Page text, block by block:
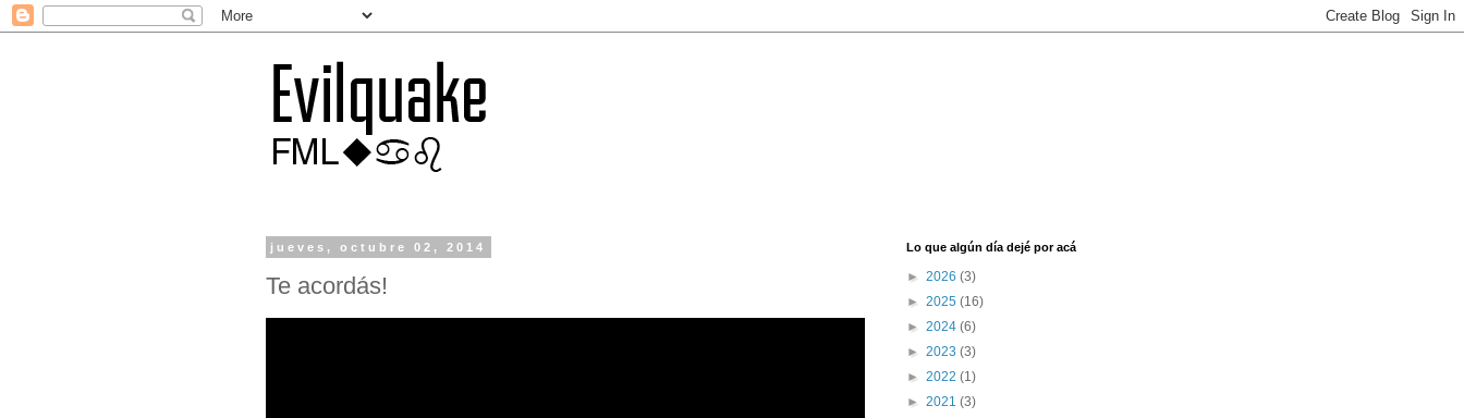
jueves, octubre 02, 2014
Te acordás!
Lo que algún día dejé por acá
► 2026 (3)
► 2025 (16)
► 2024 (6)
► 2023 (3)
► 2022 (1)
► 2021 (3)